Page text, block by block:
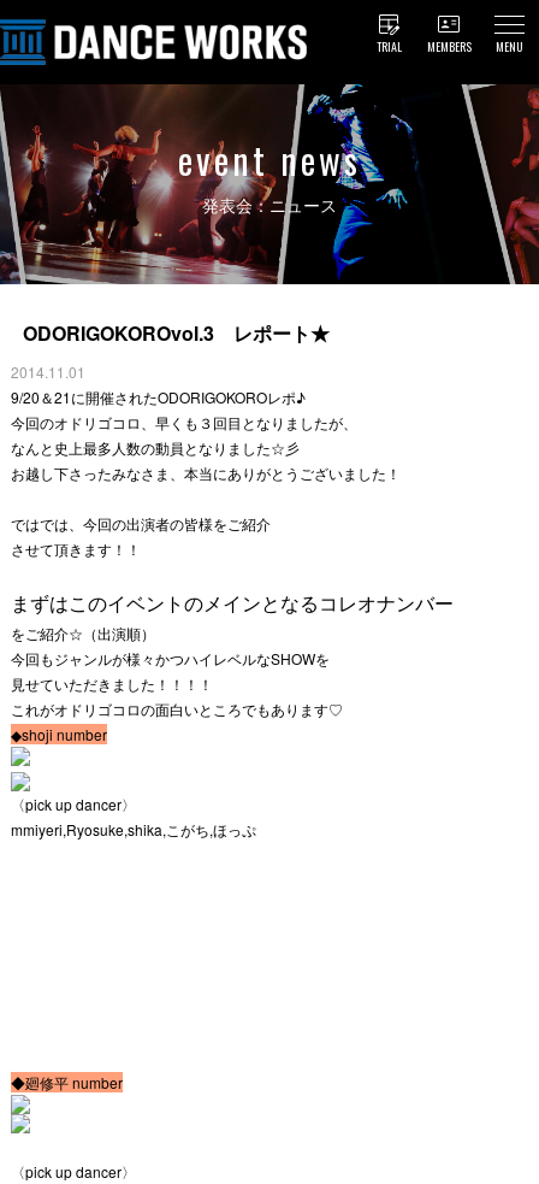
TRIAL MEMBERS MENU
event news
発表会：ニュース
ODORIGOKOROvol.3 レポート★
2014.11.01
9/20＆21に開催されたODORIGOKOROレポ♪
今回のオドリゴコロ、早くも３回目となりましたが、
なんと史上最多人数の動員となりました☆彡
お越し下さったみなさま、本当にありがとうございました！
ではでは、今回の出演者の皆様をご紹介
させて頂きます！！
まずはこのイベントのメインとなるコレオナンバー
をご紹介☆（出演順）
今回もジャンルが様々かつハイレベルなSHOWを
見せていただきました！！！！
これがオドリゴコロの面白いところでもあります♡
◆shoji number
〈pick up dancer〉
mmiyeri,Ryosuke,shika,こがち,ほっぷ
◆廻修平 number
〈pick up dancer〉